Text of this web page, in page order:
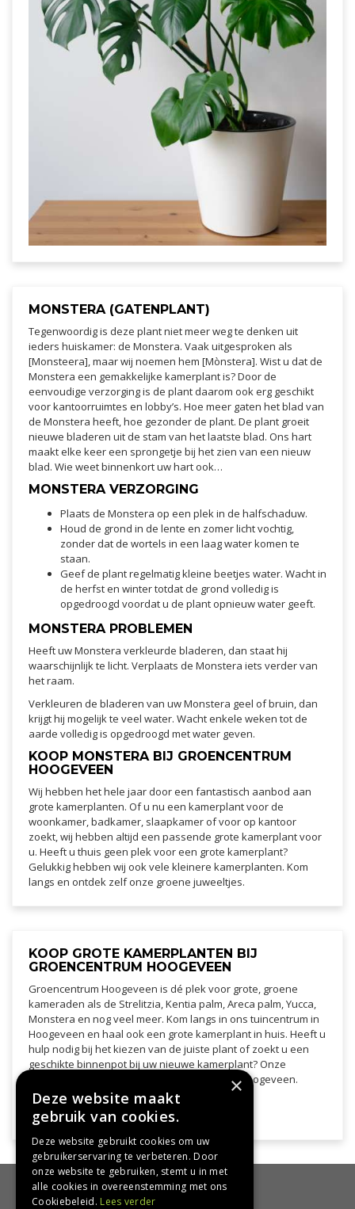
MONSTERA (GATENPLANT)
Tegenwoordig is deze plant niet meer weg te denken uit
ieders huiskamer: de Monstera. Vaak uitgesproken als
[Monsteera], maar wij noemen hem [Mònstera]. Wist u dat de
Monstera een gemakkelijke kamerplant is? Door de
eenvoudige verzorging is de plant daarom ook erg geschikt
voor kantoorruimtes en lobby’s. Hoe meer gaten het blad van
de Monstera heeft, hoe gezonder de plant. De plant groeit
nieuwe bladeren uit de stam van het laatste blad. Ons hart
maakt elke keer een sprongetje bij het zien van een nieuw
blad. Wie weet binnenkort uw hart ook…
MONSTERA VERZORGING
Plaats de Monstera op een plek in de halfschaduw.
Houd de grond in de lente en zomer licht vochtig,
zonder dat de wortels in een laag water komen te
staan.
Geef de plant regelmatig kleine beetjes water. Wacht in
de herfst en winter totdat de grond volledig is
opgedroogd voordat u de plant opnieuw water geeft.
MONSTERA PROBLEMEN
Heeft uw Monstera verkleurde bladeren, dan staat hij
waarschijnlijk te licht. Verplaats de Monstera iets verder van
het raam.
Verkleuren de bladeren van uw Monstera geel of bruin, dan
krijgt hij mogelijk te veel water. Wacht enkele weken tot de
aarde volledig is opgedroogd met water geven.
KOOP MONSTERA BIJ GROENCENTRUM
HOOGEVEEN
Wij hebben het hele jaar door een fantastisch aanbod aan
grote kamerplanten. Of u nu een kamerplant voor de
woonkamer, badkamer, slaapkamer of voor op kantoor
zoekt, wij hebben altijd een passende grote kamerplant voor
u. Heeft u thuis geen plek voor een grote kamerplant?
Gelukkig hebben wij ook vele kleinere kamerplanten. Kom
langs en ontdek zelf onze groene juweeltjes.
KOOP GROTE KAMERPLANTEN BIJ
GROENCENTRUM HOOGEVEEN
Groencentrum Hoogeveen is dé plek voor grote, groene
kameraden als de Strelitzia, Kentia palm, Areca palm, Yucca,
Monstera en nog veel meer. Kom langs in ons tuincentrum in
Hoogeveen en haal ook een grote kamerplant in huis. Heeft u
hulp nodig bij het kiezen van de juiste plant of zoekt u een
geschikte binnenpot bij uw nieuwe kamerplant? Onze
medewerkers helpen u graag! Kom langs in Hoogeveen.
Check onze openingstijden
HANDIG
×
Deze website maakt
gebruik van cookies.
Deze website gebruikt cookies om uw
gebruikerservaring te verbeteren. Door
onze website te gebruiken, stemt u in met
alle cookies in overeenstemming met ons
Cookiebeleid. Lees verder